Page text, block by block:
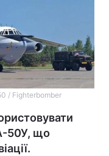
/ Fighterbomber
50У, що